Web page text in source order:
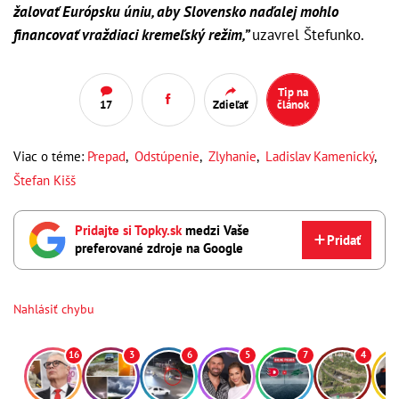
žalovať Európsku úniu, aby Slovensko naďalej mohlo
financovať vraždiaci kremeľský režim,”uzavrel Štefunko.
17 Zdieľať
Tip na
článok
Viac o téme: Prepad, Odstúpenie, Zlyhanie, Ladislav Kamenický,
Štefan Kišš
Pridajte si Topky.skmedzi Vaše
preferované zdroje na Google
Pridať
Nahlásiť chybu
16 3 6 5 7 4